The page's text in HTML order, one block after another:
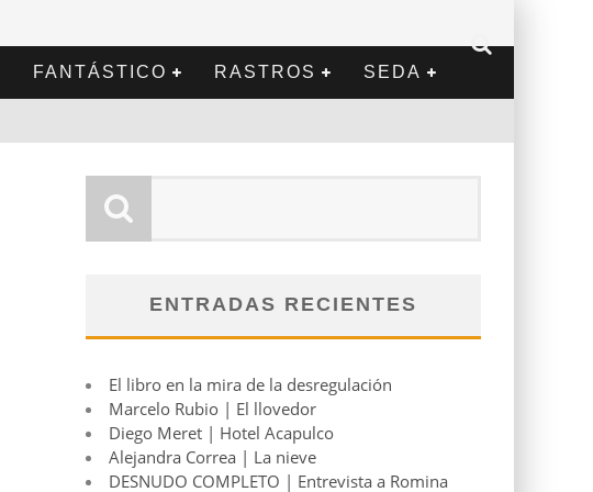
FANTÁSTICO RASTROS SEDA
ENTRADAS RECIENTES
El libro en la mira de la desregulación
Marcelo Rubio | El llovedor
Diego Meret | Hotel Acapulco
Alejandra Correa | La nieve
DESNUDO COMPLETO | Entrevista a Romina